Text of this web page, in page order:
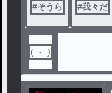
#そうら #我々だ
( ˙-˙ )